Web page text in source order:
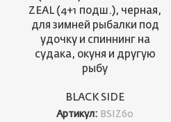
ZEAL (4+1 подш.), черная,
для зимней рыбалки под
удочку и спиннинг на
судака, окуня и другую
рыбу
BLACK SIDE
Артикул: BSIZ60